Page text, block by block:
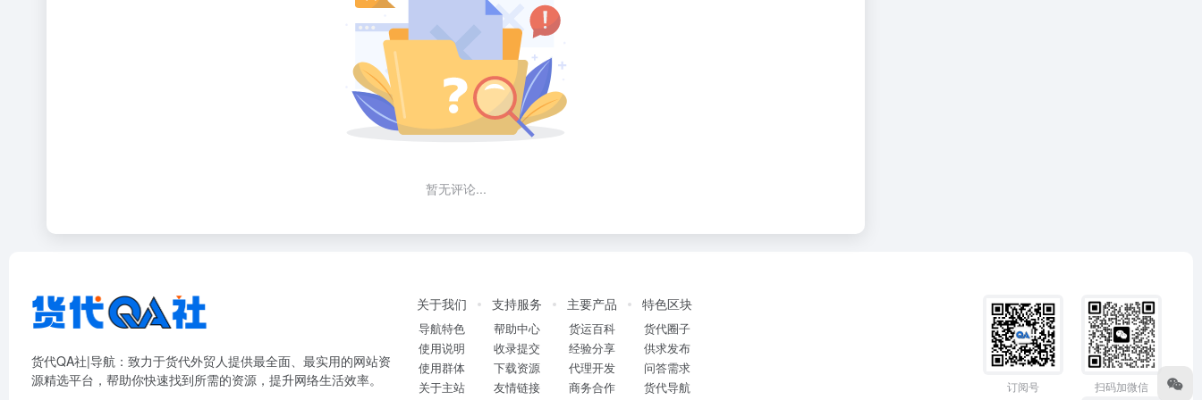
暂无评论...
货代QA社|导航：致力于货代外贸人提供最全面、最实用的网站资
源精选平台，帮助你快速找到所需的资源，提升网络生活效率。
关于我们
导航特色
使用说明
使用群体
关于主站
支持服务
帮助中心
收录提交
下载资源
友情链接
主要产品
货运百科
经验分享
代理开发
商务合作
特色区块
货代圈子
供求发布
问答需求
货代导航
订阅号 扫码加微信